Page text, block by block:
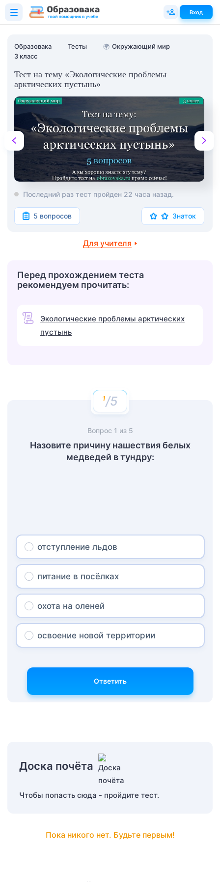
Образовака Тесты 🌍 Окружающий мир
3 класс
Тест на тему «Экологические проблемы
арктических пустынь»
Последний раз тест пройден 22 часа назад.
5 вопросов Знаток
Для учителя
Перед прохождением теста
рекомендуем прочитать:
Экологические проблемы арктических
пустынь
/5
Вопрос 1 из 5
Назовите причину нашествия белых
медведей в тундру:
отступление льдов
питание в посёлках
охота на оленей
освоение новой территории
Ответить
Доска почёта
Чтобы попасть сюда - пройдите тест.
Пока никого нет. Будьте первым!
Вход